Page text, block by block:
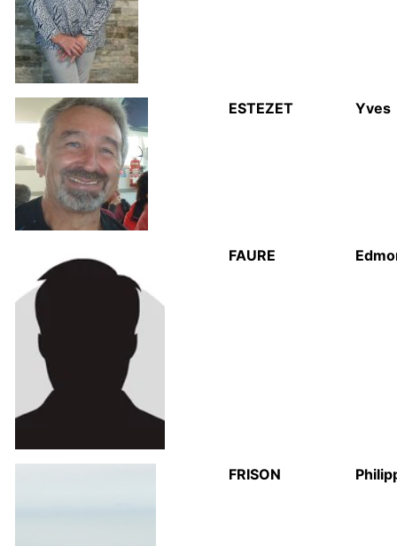
ESTEZET Yves
FAURE
FRISON